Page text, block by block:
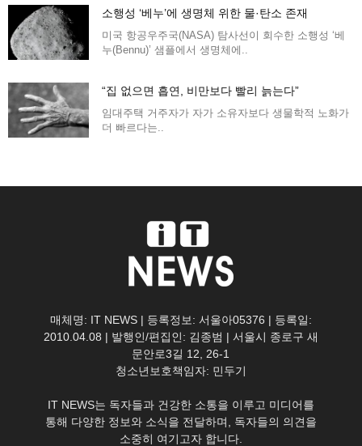
소행성 ‘베누’에 생명체 위한 물·탄소 존재
미국 항공우주국(NASA) 탐사선이 회수한 소행성 ‘베
누(Bennu)’ 샘플에서 생명체에..
“집 없으면 흡연, 비만보다 빨리 늙는다”
임대주택 거주자가 자가 소유자보다 생물학적 노화가
더 빠르다는..
매체명: IT NEWS | 등록정보: 서울아05376 | 등록일:
2010.04.08 | 발행인/편집인: 김종범 | 서울시 종로구 새
문안로3길 12, 26-1
청소년보호책임자: 민두기
IT NEWS는 독자들과 건강한 소통을 이루고 미디어를
통해 다양한 정보와 소식을 전달하며, 독자들의 의견을
소중히 여기고자 합니다.